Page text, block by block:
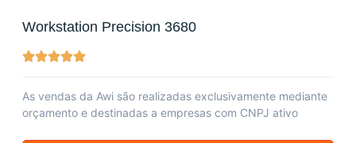
Workstation Precision 3680
As vendas da Awi são realizadas exclusivamente mediante
orçamento e destinadas a empresas com CNPJ ativo